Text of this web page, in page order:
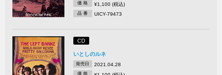
価 格 ¥1,100 (税込)
品 番 UICY-79473
CD
いとしのルネ
発売日 2021.04.28
価 格